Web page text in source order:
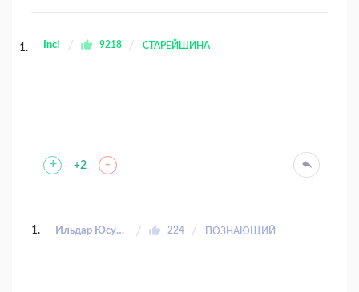
Inci 9218 СТАРЕЙШИНА
+ +2 -
Ильдар Юсупов 224 ПОЗНАЮЩИЙ